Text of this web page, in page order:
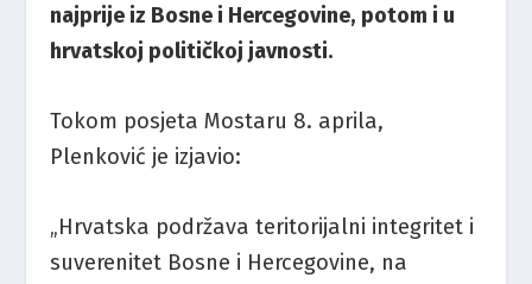
najprije iz Bosne i Hercegovine, potom i u
hrvatskoj političkoj javnosti.
Tokom posjeta Mostaru 8. aprila,
Plenković je izjavio:
„Hrvatska podržava teritorijalni integritet i
suverenitet Bosne i Hercegovine, na